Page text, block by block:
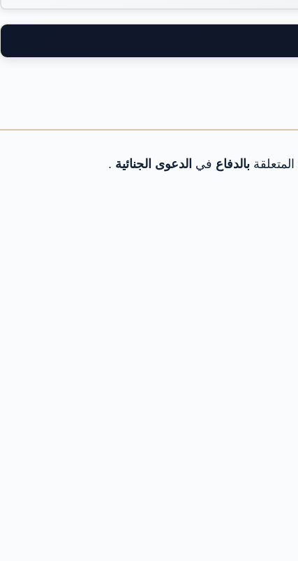
المتعلقة بالدفاع في الدعوى الجنائية .